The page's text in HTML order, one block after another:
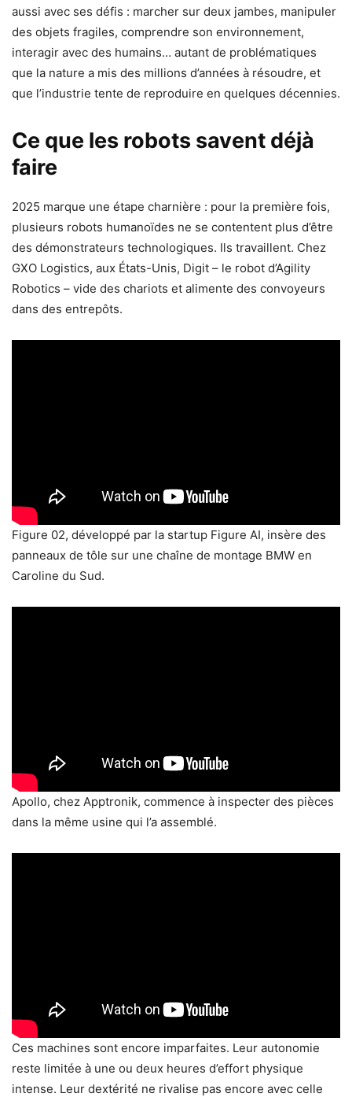
aussi avec ses défis : marcher sur deux jambes, manipuler
des objets fragiles, comprendre son environnement,
interagir avec des humains… autant de problématiques
que la nature a mis des millions d’années à résoudre, et
que l’industrie tente de reproduire en quelques décennies.
Ce que les robots savent déjà
faire
2025 marque une étape charnière : pour la première fois,
plusieurs robots humanoïdes ne se contentent plus d’être
des démonstrateurs technologiques. Ils travaillent. Chez
GXO Logistics, aux États-Unis, Digit – le robot d’Agility
Robotics – vide des chariots et alimente des convoyeurs
dans des entrepôts.
Figure 02, développé par la startup Figure AI, insère des
panneaux de tôle sur une chaîne de montage BMW en
Caroline du Sud.
Apollo, chez Apptronik, commence à inspecter des pièces
dans la même usine qui l’a assemblé.
Ces machines sont encore imparfaites. Leur autonomie
reste limitée à une ou deux heures d’effort physique
intense. Leur dextérité ne rivalise pas encore avec celle